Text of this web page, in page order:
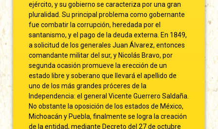
ejército, y su gobierno se caracteriza por una gran
pluralidad. Su principal problema como gobernante
fue combatir la corrupción, heredada por el
santanismo, y el pago de la deuda externa. En 1849,
a solicitud de los generales Juan Álvarez, entonces
comandante militar del sur, y Nicolás Bravo, por
segunda ocasión promueve la erección de un
estado libre y soberano que llevará el apellido de
uno de los más grandes próceres de la
Independencia: el general Vicente Guerrero Saldaña.
No obstante la oposición de los estados de México,
Michoacán y Puebla, finalmente se logra la creación
de la entidad, mediante Decreto del 27 de octubre